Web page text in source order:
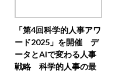
「第4回科学的人事アワ
ード2025」を開催 デ
ータとAIで変わる人事
戦略 科学的人事の最